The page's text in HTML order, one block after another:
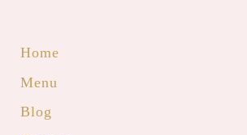
Home
Menu
Blog